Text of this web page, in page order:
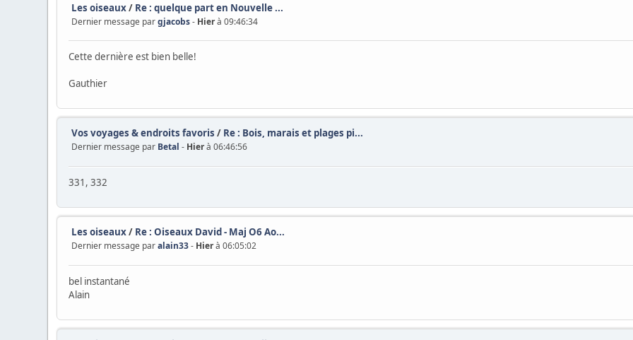
Les oiseaux/ Re : quelque part en Nouvelle ...
Dernier message pargjacobs- Hierà 09:46:34
Cette dernière est bien belle!
Gauthier
Vos voyages & endroits favoris / Re : Bois, marais et plages pi...
Dernier message par Betal - Hierà 06:46:56
331, 332
Les oiseaux/ Re : Oiseaux David - Maj O6 Ao...
Dernier message paralain33- Hierà 06:05:02
bel instantané
Alain